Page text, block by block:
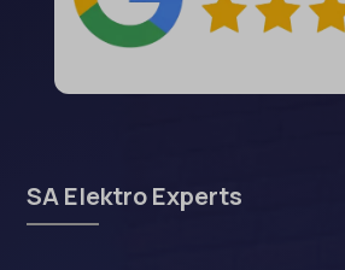
SA Elektro Experts